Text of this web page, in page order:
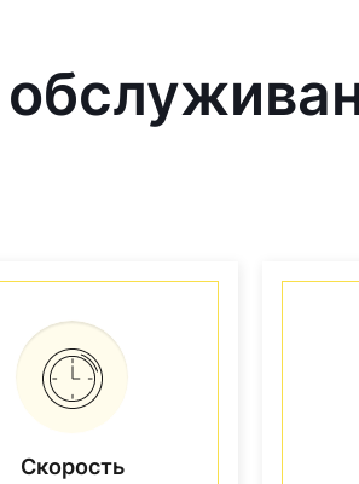
Скорость